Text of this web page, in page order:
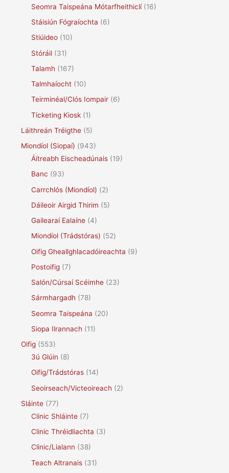
Seomra Taispeána Mótarfheithiclí(16)
Stáisiún Fógraíochta (6)
Stiúideo (10)
Stóráil (31)
Talamh (167)
Talmhaíocht (10)
Teirminéal/Clós Iompair (6)
Ticketing Kiosk (1)
Láithreán Tréigthe (5)
Miondíol (Siopaí) (943)
Áitreabh Eischeadúnais (19)
Banc (93)
Carrchlós (Miondíol) (2)
Dáileoir Airgid Thirim (5)
Gailearaí Ealaíne (4)
Miondíol (Trádstóras) (52)
Oifig Gheallghlacadóireachta (9)
Postoifig (7)
Salón/Cúrsaí Scéimhe (23)
Sármhargadh (78)
Seomra Taispeána (20)
Siopa Ilrannach (11)
Oifig (553)
3ú Glúin (8)
Oifig/Trádstóras (14)
Seoirseach/Victeoireach (2)
Sláinte (77)
Clinic Shláinte (7)
Clinic Thréidliachta (3)
Clinic/Lialann (38)
Teach Altranais (31)